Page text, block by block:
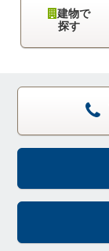
建物で
探す